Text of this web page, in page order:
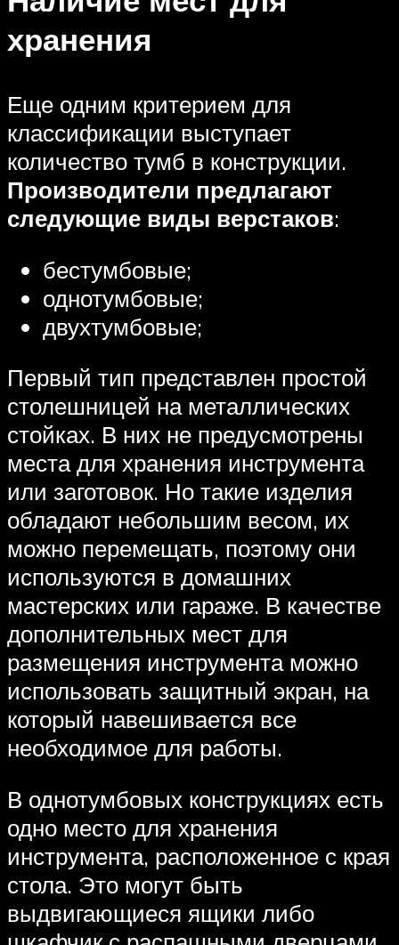
хранения
Еще одним критерием для
классификации выступает
количество тумб в конструкции.
Производители предлагают
следующие виды верстаков:
бестумбовые;
однотумбовые;
двухтумбовые;
Первый тип представлен простой
столешницей на металлических
стойках. В них не предусмотрены
места для хранения инструмента
или заготовок. Но такие изделия
обладают небольшим весом, их
можно перемещать, поэтому они
используются в домашних
мастерских или гараже. В качестве
дополнительных мест для
размещения инструмента можно
использовать защитный экран, на
который навешивается все
необходимое для работы.
В однотумбовых конструкциях есть
одно место для хранения
инструмента, расположенное с края
стола. Это могут быть
выдвигающиеся ящики либо